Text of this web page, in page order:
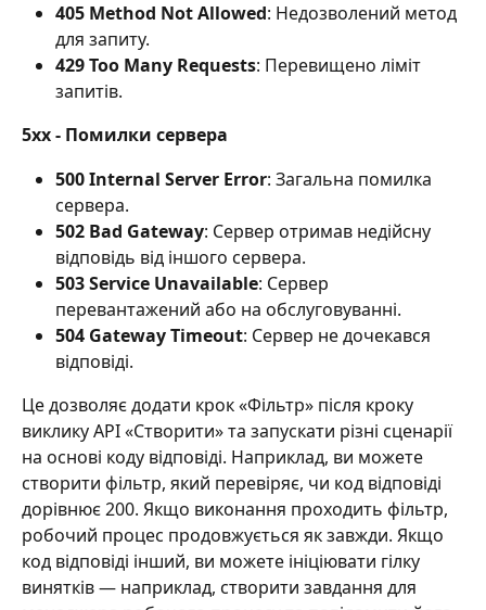
405 Method Not Allowed: Недозволений метод
для запиту.
429 Too Many Requests: Перевищено ліміт
запитів.
5xx - Помилки сервера
500 Internal Server Error: Загальна помилка
сервера.
502 Bad Gateway: Сервер отримав недійсну
відповідь від іншого сервера.
503 Service Unavailable: Сервер
перевантажений або на обслуговуванні.
504 Gateway Timeout: Сервер не дочекався
відповіді.
Це дозволяє додати крок «Фільтр» після кроку
виклику API «Створити» та запускати різні сценарії
на основі коду відповіді. Наприклад, ви можете
створити фільтр, який перевіряє, чи код відповіді
дорівнює 200. Якщо виконання проходить фільтр,
робочий процес продовжується як завжди. Якщо
код відповіді інший, ви можете ініціювати гілку
винятків — наприклад, створити завдання для